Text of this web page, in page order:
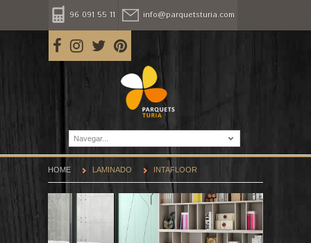
96 091 55 11 info@parquetsturia.com
Navegar...
HOME LAMINADO INTAFLOOR